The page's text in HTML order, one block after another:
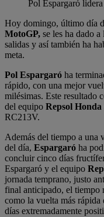
Pol Espargaró
Hoy domingo, último día
MotoGP, se les ha dado
salidas y así también ha
meta.
Pol Espargaró ha
rápido, con una mejor
milésimas. Este resultado
del equipo Repsol Honda
RC213V.
Además del tiempo a una
del día, Espargaró ha
concluir cinco días
Espargaró y el equipo
jornada temprano, justo
final anticipado, el tiempo
como la vuelta más rápida
días extremadamente